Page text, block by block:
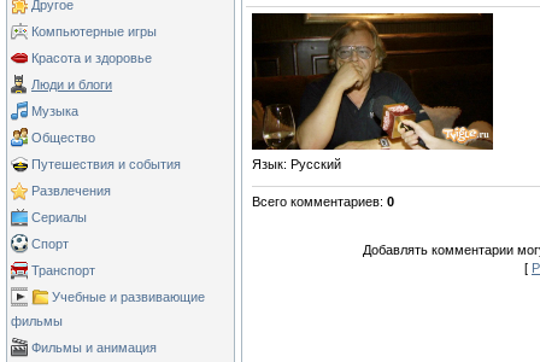
Другое
Компьютерные игры
Красота и здоровье
Люди и блоги
Музыка
Общество
Путешествия и события
Развлечения
Сериалы
Спорт
Транспорт
Учебные и развивающие
фильмы
Фильмы и анимация
Язык: Русский
Всего комментариев: 0
Добавлять комментарии
[